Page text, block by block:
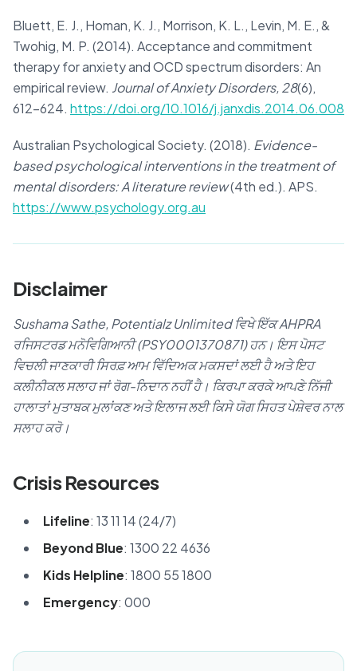
Bluett, E. J., Homan, K. J., Morrison, K. L., Levin, M. E., &
Twohig, M. P. (2014). Acceptance and commitment
therapy for anxiety and OCD spectrum disorders: An
empirical review. Journal of Anxiety Disorders, 28(6),
612–624. https://doi.org/10.1016/j.janxdis.2014.06.008
Australian Psychological Society. (2018). Evidence-
based psychological interventions in the treatment of
mental disorders: A literature review(4th ed.). APS.
https://www.psychology.org.au
Disclaimer
Sushama Sathe, Potentialz Unlimited ਵਿਖੇ ਇੱਕ AHPRA
ਰਜਿਸਟਰਡ ਮਨੋਵਿਗਿਆਨੀ (PSY0001370871) ਹਨ। ਇਸ ਪੋਸਟ
ਵਿਚਲੀ ਜਾਣਕਾਰੀ ਸਿਰਫ਼ ਆਮ ਵਿੱਦਿਅਕ ਮਕਸਦਾਂ ਲਈ ਹੈ ਅਤੇ ਇਹ
ਕਲੀਨੀਕਲ ਸਲਾਹ ਜਾਂ ਰੋਗ-ਨਿਦਾਨ ਨਹੀਂ ਹੈ। ਕਿਰਪਾ ਕਰਕੇ ਆਪਣੇ ਨਿੱਜੀ
ਹਾਲਾਤਾਂ ਮੁਤਾਬਕ ਮੁਲਾਂਕਣ ਅਤੇ ਇਲਾਜ ਲਈ ਕਿਸੇ ਯੋਗ ਸਿਹਤ ਪੇਸ਼ੇਵਰ ਨਾਲ
ਸਲਾਹ ਕਰੋ।
Crisis Resources
Lifeline: 13 11 14 (24/7)
Beyond Blue: 1300 22 4636
Kids Helpline: 1800 55 1800
Emergency: 000